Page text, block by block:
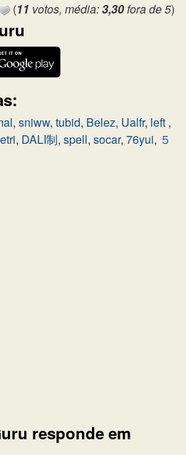
(11 votos, média:3,30fora de 5)
, sniww, tubid, Belez, Ualfr, left ,
, DALI制, spell, socar, 76yui, ５
responde em